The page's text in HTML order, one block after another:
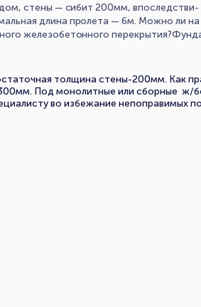
стены — сибит 200мм, впоследстви-
длина пролета — 6м. Можно ли
железобетонного
толщина стены-200мм. Как
Под монолитные или сборные ж/
во избежание непоправимых